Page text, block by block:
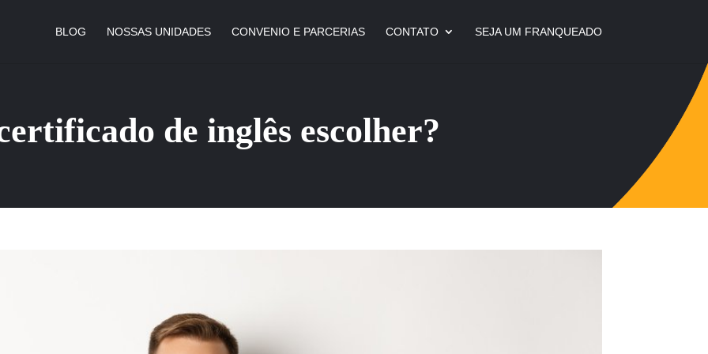
BLOG NOSSAS UNIDADES CONVENIO E PARCERIAS CONTATO SEJA UM FRANQUEADO
de inglês escolher?